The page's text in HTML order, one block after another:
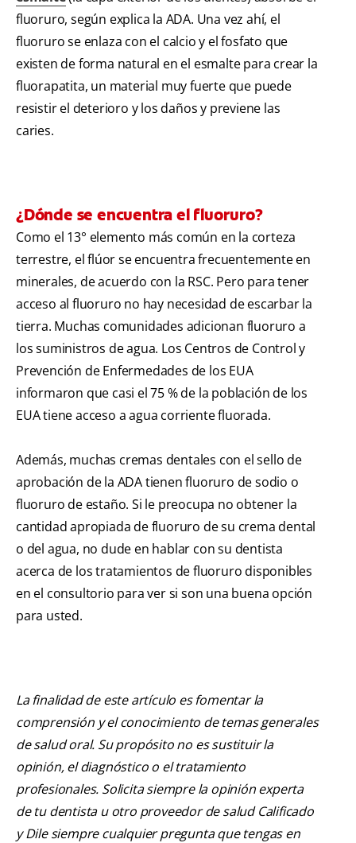
fluoruro, según explica la ADA. Una vez ahí, el
fluoruro se enlaza con el calcio y el fosfato que
existen de forma natural en el esmalte para crear la
fluorapatita, un material muy fuerte que puede
resistir el deterioro y los daños y previene las
caries.
¿Dónde se encuentra el fluoruro?
Como el 13° elemento más común en la corteza
terrestre, el flúor se encuentra frecuentemente en
minerales, de acuerdo con la RSC. Pero para tener
acceso al fluoruro no hay necesidad de escarbar la
tierra. Muchas comunidades adicionan fluoruro a
los suministros de agua. Los Centros de Control y
Prevención de Enfermedades de los EUA
informaron que casi el 75 % de la población de los
EUA tiene acceso a agua corriente fluorada.
Además, muchas cremas dentales con el sello de
aprobación de la ADA tienen fluoruro de sodio o
fluoruro de estaño. Si le preocupa no obtener la
cantidad apropiada de fluoruro de su crema dental
o del agua, no dude en hablar con su dentista
acerca de los tratamientos de fluoruro disponibles
en el consultorio para ver si son una buena opción
para usted.
La finalidad de este artículo es fomentar la
comprensión y el conocimiento de temas generales
de salud oral. Su propósito no es sustituir la
opinión, el diagnóstico o el tratamiento
profesionales. Solicita siempre la opinión experta
de tu dentista u otro proveedor de salud Calificado
y Dile siempre cualquier pregunta que tengas en